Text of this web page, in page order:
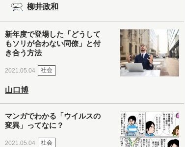
柳井政和
新年度で登場した「どうして
もソリが合わない同僚」と付
き合う方法
2021.05.04 社会
山口博
マンガでわかる「ウイルスの
変異」ってなに？
2021.05.04 社会